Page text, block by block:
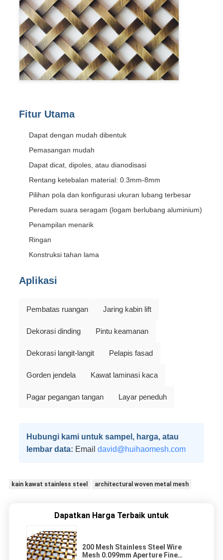
Fitur Utama
Dapat dengan mudah dibentuk
Pemasangan mudah
Dapat dicat, dipoles, atau dianodisasi
Rentang ketebalan material: 0.3mm-8mm
Pilihan pola dan konfigurasi ukuran lubang terbesar
Peredam suara seragam (logam berlubang aluminium)
Penampilan menarik
Ringan
Konstruksi tahan lama
Aplikasi
Pembatas ruangan Jaring kabin lift
Dekorasi dinding Pintu keamanan
Dekorasi langit-langit Pelapis fasad
Gorden jendela Kawat laminasi kaca
Pagar pegangan tangan Layar peneduh
Hubungi kami untuk sampel, harga, atau
lembar data: Email david@huihaomesh.com
kain kawat stainless steel architectural woven metal mesh
Dapatkan Harga Terbaik untuk
200 Mesh Stainless Steel Wire
Mesh 0.099mm Aperture Fine